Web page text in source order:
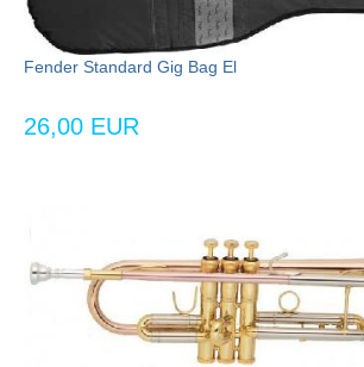
Fender Standard Gig Bag El
26,00 EUR